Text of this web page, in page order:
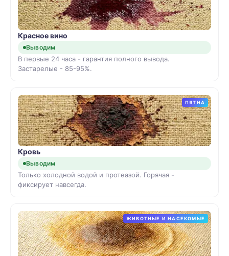
Красное вино
Выводим
В первые 24 часа - гарантия полного вывода.
Застарелые - 85-95%.
ПЯТНА
Кровь
Выводим
Только холодной водой и протеазой. Горячая -
фиксирует навсегда.
ЖИВОТНЫЕ И НАСЕКОМЫЕ